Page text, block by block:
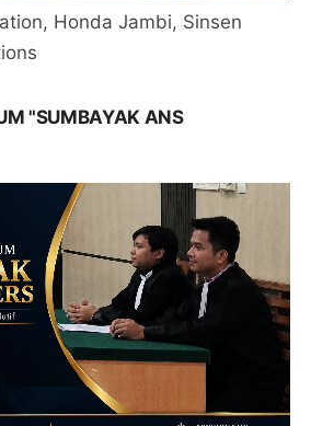
Honda Jambi, Sinsen
"SUMBAYAK ANS